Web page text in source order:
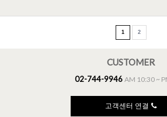
1 2
CUSTOMER
02-744-9946 AM 10:30 ~
고객센터 연결